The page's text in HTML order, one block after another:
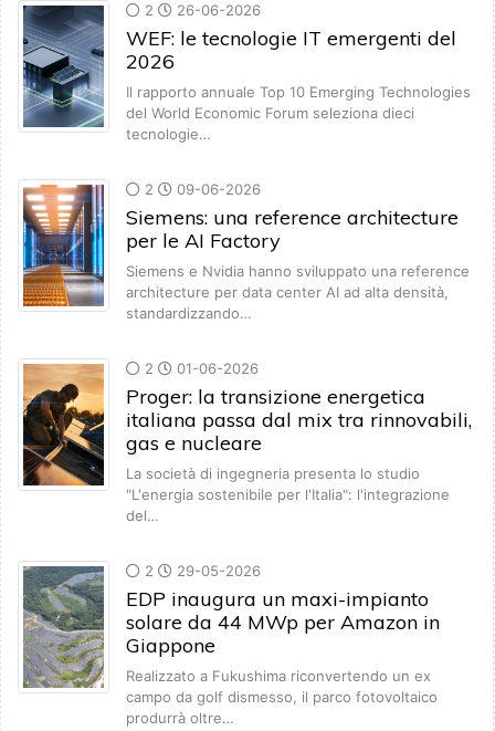
2 26-06-2026
WEF: le tecnologie IT emergenti del
2026
Il rapporto annuale Top 10 Emerging Technologies
del World Economic Forum seleziona dieci
tecnologie…
2 09-06-2026
Siemens: una reference architecture
per le AI Factory
Siemens e Nvidia hanno sviluppato una reference
architecture per data center AI ad alta densità,
standardizzando…
2 01-06-2026
Proger: la transizione energetica
italiana passa dal mix tra rinnovabili,
gas e nucleare
La società di ingegneria presenta lo studio
"L'energia sostenibile per l'Italia": l'integrazione
del…
2 29-05-2026
EDP inaugura un maxi-impianto
solare da 44 MWp per Amazon in
Giappone
Realizzato a Fukushima riconvertendo un ex
campo da golf dismesso, il parco fotovoltaico
produrrà oltre…